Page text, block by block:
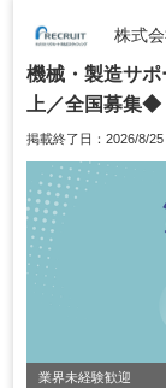
株式
機械・製造サ
上／全国募集◆
掲載終了日：2026/8/25
業界未経験歓迎